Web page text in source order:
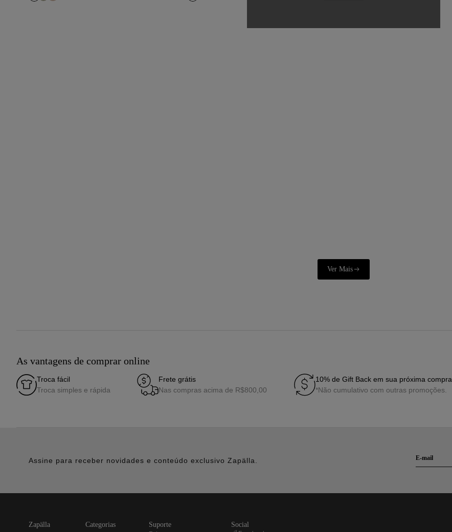
As vantagens de comprar online
Troca fácil
Troca simples e rápida
Frete grátis
Nas compras acima de R$800,00
10% de Gift Back em sua próxima compra
*Não cumulativo com outras promoções.
Assine para receber novidades e conteúdo exclusivo Zapälla.
zapälla categorias suporte social